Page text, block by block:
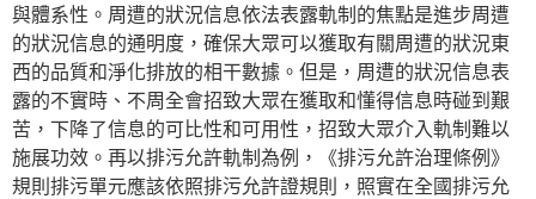
與體系性。周遭的狀況信息依法表露軌制的焦點是進步周遭
的狀況信息的通明度，確保大眾可以獲取有關周遭的狀況東
西的品質和淨化排放的相干數據。但是，周遭的狀況信息表
露的不實時、不周全會招致大眾在獲取和懂得信息時碰到艱
苦，下降了信息的可比性和可用性，招致大眾介入軌制難以
施展功效。再以排污允許軌制為例，《排污允許治理條例》
規則排污單元應該依照排污允許證規則，照實在全國排污允